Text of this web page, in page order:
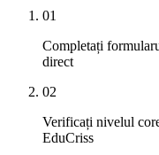
01
Completați
direct
02
Verificați nivelul
EduCriss